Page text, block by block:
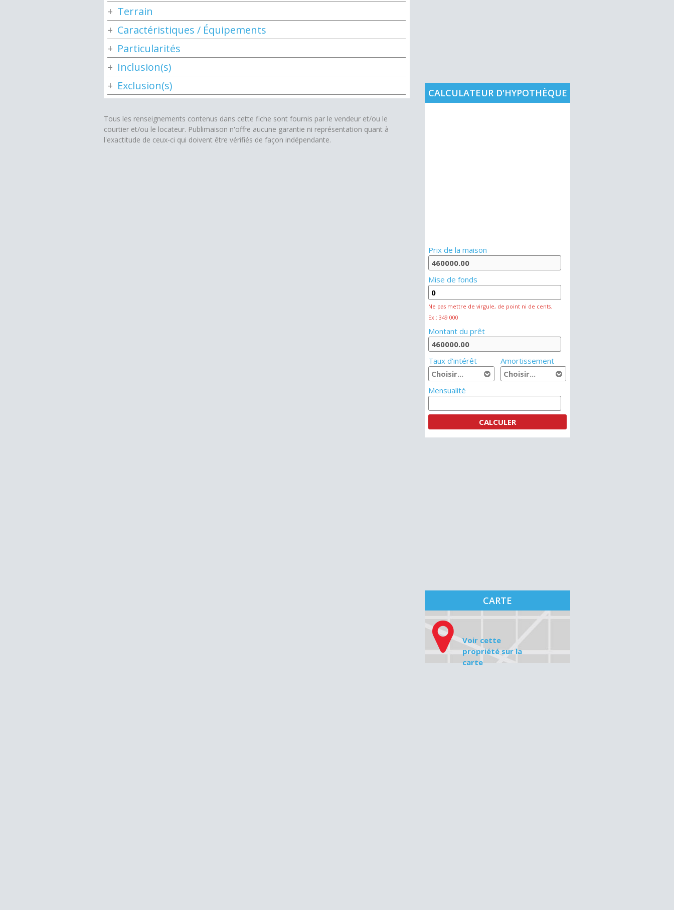
Terrain
Caractéristiques / Équipements
Particularités
Inclusion(s)
Exclusion(s)
Tous les renseignements contenus dans cette fiche sont fournis par le vendeur et/ou le
courtier et/ou le locateur. Publimaison n'offre aucune garantie ni représentation quant à
l'exactitude de ceux-ci qui doivent être vérifiés de façon indépendante.
CALCULATEUR D'HYPOTHÈQUE
Prix de la maison
Mise de fonds
Ne pas mettre de virgule, de point ni de cents.
Ex.: 349 000
Montant du prêt
Taux d'intérêt Amortissement
Mensualité
CARTE
Voir cette
propriété sur la
carte